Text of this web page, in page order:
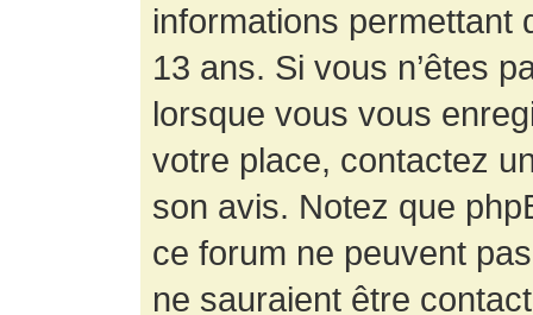
informations permettant
13 ans. Si vous n’êtes
lorsque vous vous
votre place, contactez
son avis. Notez que
ce forum ne peuvent
ne sauraient être